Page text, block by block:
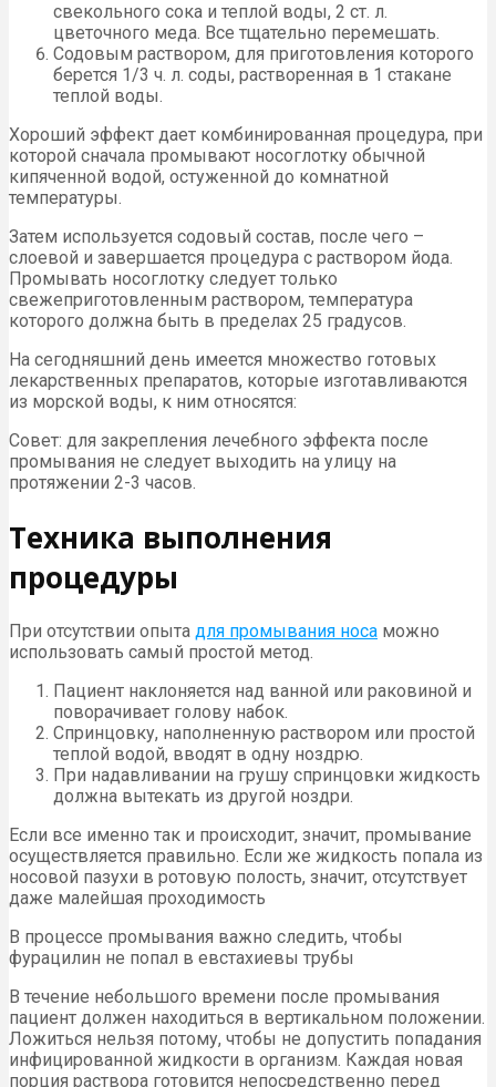
свекольного сока и теплой воды, 2 ст. л.
цветочного меда. Все тщательно перемешать.
Содовым раствором, для приготовления которого
берется 1/3 ч. л. соды, растворенная в 1 стакане
теплой воды.
Хороший эффект дает комбинированная процедура, при
которой сначала промывают носоглотку обычной
кипяченной водой, остуженной до комнатной
температуры.
Затем используется содовый состав, после чего –
слоевой и завершается процедура с раствором йода.
Промывать носоглотку следует только
свежеприготовленным раствором, температура
которого должна быть в пределах 25 градусов.
На сегодняшний день имеется множество готовых
лекарственных препаратов, которые изготавливаются
из морской воды, к ним относятся:
Совет: для закрепления лечебного эффекта после
промывания не следует выходить на улицу на
протяжении 2-3 часов.
Техника выполнения
процедуры
При отсутствии опыта для промывания носа можно
использовать самый простой метод.
Пациент наклоняется над ванной или раковиной и
поворачивает голову набок.
Спринцовку, наполненную раствором или простой
теплой водой, вводят в одну ноздрю.
При надавливании на грушу спринцовки жидкость
должна вытекать из другой ноздри.
Если все именно так и происходит, значит, промывание
осуществляется правильно. Если же жидкость попала из
носовой пазухи в ротовую полость, значит, отсутствует
даже малейшая проходимость
В процессе промывания важно следить, чтобы
фурацилин не попал в евстахиевы трубы
В течение небольшого времени после промывания
пациент должен находиться в вертикальном положении.
Ложиться нельзя потому, чтобы не допустить попадания
инфицированной жидкости в организм. Каждая новая
порция раствора готовится непосредственно перед